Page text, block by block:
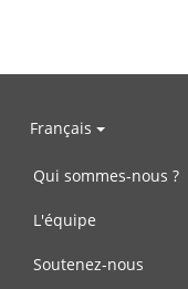
Français
Qui sommes-nous ?
L'équipe
Soutenez-nous